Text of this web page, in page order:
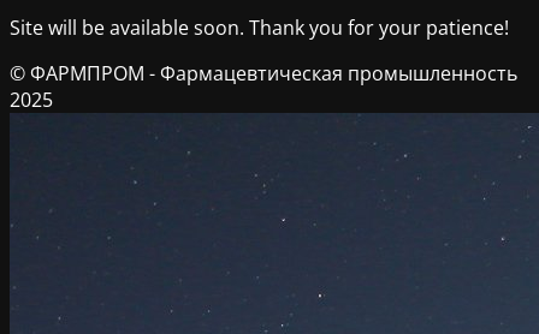
Site will be available soon. Thank you for your patience!
© ФАРМПРОМ - Фармацевтическая промышленность
2025